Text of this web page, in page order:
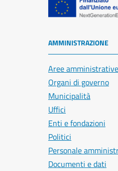
AMMINISTRAZIONE
Aree amministrative
Organi di governo
Municipalità
Uffici
Enti e fondazioni
Politici
Personale
Documenti e dati